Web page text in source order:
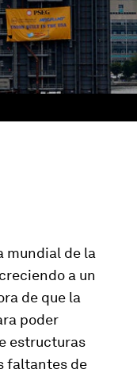
mundial de la
a un
de que la
poder
estructuras
faltantes de